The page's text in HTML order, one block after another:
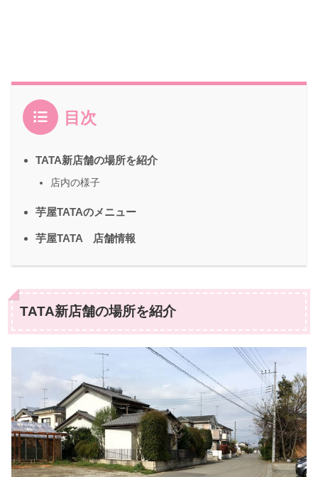
目次
TATA新店舗の場所を紹介
店内の様子
芋屋TATAのメニュー
芋屋TATA 店舗情報
TATA新店舗の場所を紹介